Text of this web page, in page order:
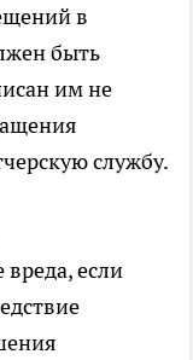
в
быть
им не
службу.
если